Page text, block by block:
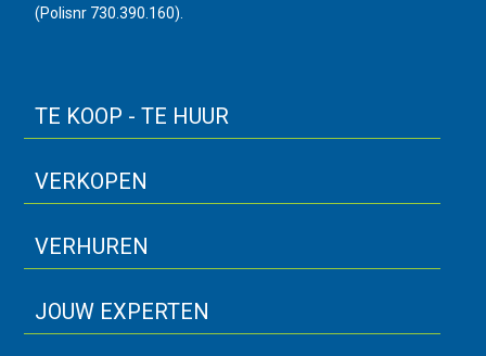
(Polisnr 730.390.160).
TE KOOP - TE HUUR
VERKOPEN
VERHUREN
JOUW EXPERTEN